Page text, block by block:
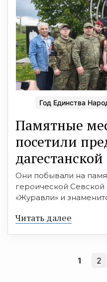
Год Единства
Памятные
посетили
Они побывали на
героической Севской
«Журавли» и
Читать далее
1 2